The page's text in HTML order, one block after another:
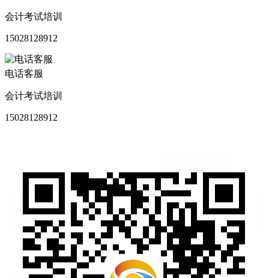
会计考试培训
15028128912
电话客服
会计考试培训
15028128912